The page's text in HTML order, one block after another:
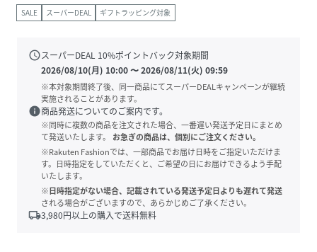
SALE スーパーDEAL ギフトラッピング対象
scheduleスーパーDEAL 10%ポイントバック対象期間
2026/08/10(月) 10:00〜2026/08/11(火) 09:59
※本対象期間終了後、同一商品にてスーパーDEALキャンペーンが継続
実施されることがあります。
info商品発送についてのご案内です。
※同時に複数の商品を注文された場合、一番遅い発送予定日にまとめ
て発送いたします。
お急ぎの商品は、個別にご注文ください。
※Rakuten Fashionでは、一部商品でお届け日時をご指定いただけま
す。日時指定をしていただくと、ご希望の日にお届けできるよう手配
いたします。
※日時指定がない場合、記載されている発送予定日よりも遅れて発送
される場合がございますので、あらかじめご了承ください。
local_shipping3,980円以上の購入で送料無料